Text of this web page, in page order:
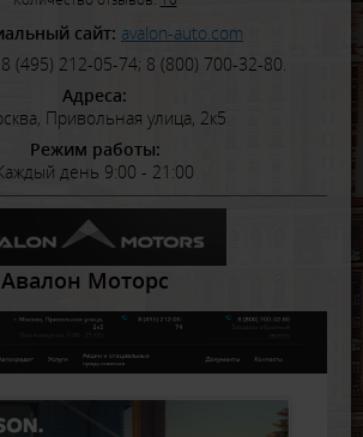
сайт: avalon-auto.com
8 (495) 212-05-74; 8 (800) 700-32-80.
Адреса:
Привольная улица, 2к5
Режим работы:
день 9:00 - 21:00
Моторс